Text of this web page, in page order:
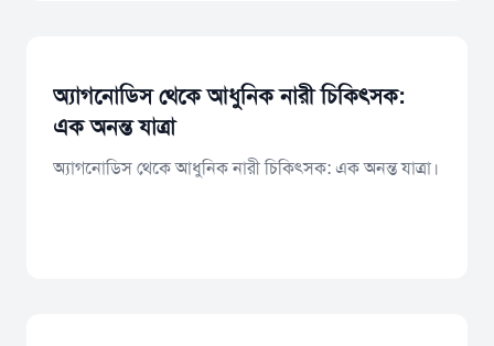
অ্যাগনোডিস থেকে আধুনিক নারী চিকিৎসক:
এক অনন্ত যাত্রা
অ্যাগনোডিস থেকে আধুনিক নারী চিকিৎসক: এক অনন্ত যাত্রা।